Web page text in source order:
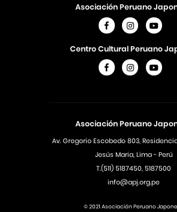
Asociación Peruano
Av. Gregorio Escobedo 803,
Jesús Maria, Lima - Perú
T.(511) 5187450, 5187500
info@apj.org.pe
Asociación Peruano
Centro Cultural Peruano
© 2021 Asociación Peruano